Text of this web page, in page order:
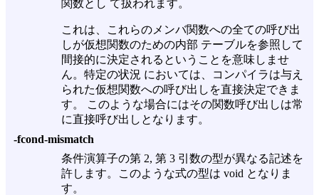
関数とし て扱われます。
これは、これらのメンバ関数への全ての呼び出
しが仮想関数のための内部 テーブルを参照して
間接的に決定されるということを意味しませ
ん。特定の状況 においては、コンパイラは与え
られた仮想関数への呼び出しを直接決定できま
す。 このような場合にはその関数呼び出しは常
に直接呼び出しとなります。
-fcond-mismatch
条件演算子の第 2, 第 3 引数の型が異なる記述を
許します。このような式の型は void となりま
す。